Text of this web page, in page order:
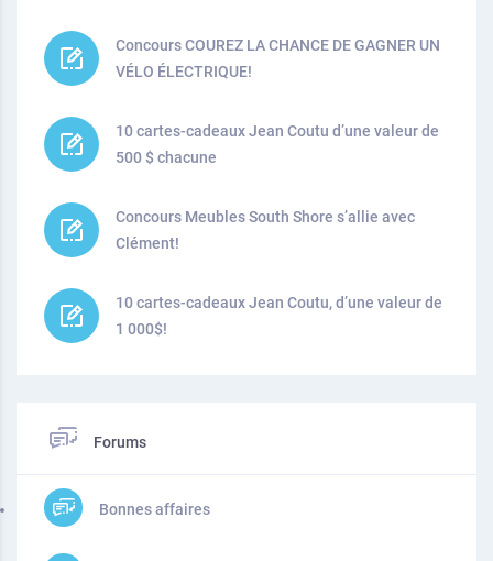
Concours COUREZ LA CHANCE DE GAGNER UN
VÉLO ÉLECTRIQUE!
10 cartes-cadeaux Jean Coutu d’une valeur de
500 $ chacune
Concours Meubles South Shore s’allie avec
Clément!
10 cartes-cadeaux Jean Coutu, d’une valeur de
1 000$!
Forums
Bonnes affaires